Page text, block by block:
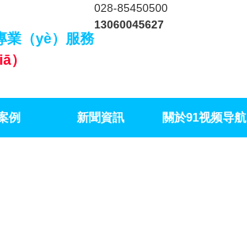
業（yè）服務
）
028-85450500
13060045627
例 新聞資訊 關於91视频导航